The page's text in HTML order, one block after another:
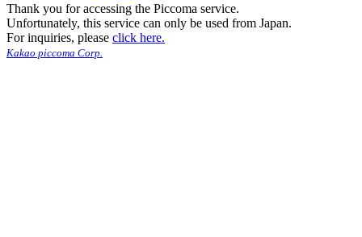
Thank you for accessing the Piccoma service.
Unfortunately, this service can only be used from Japan.
For inquiries, please click here.
Kakao piccoma Corp.